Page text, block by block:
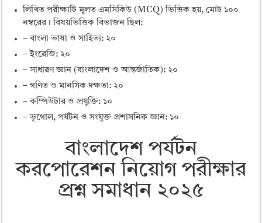
লিখিত পরীক্ষাটি মূলত এমসিকিউ (MCQ) ভিত্তিক হয়, মোট ১০০
নম্বরের। বিষয়ভিত্তিক বিভাজন ছিল:
– বাংলা ভাষা ও সাহিত্য: ২০
– ইংরেজি: ২০
– সাধারণ জ্ঞান (বাংলাদেশ ও আন্তর্জাতিক): ২০
– গণিত ও মানসিক দক্ষতা: ২০
– কম্পিউটার ও প্রযুক্তি: ১০
– ভূগোল, পর্যটন ও সংযুক্ত প্রশাসনিক জ্ঞান: ১০
বাংলাদেশ পর্যটন
করপোরেশন নিয়োগ পরীক্ষার
প্রশ্ন সমাধান ২০২৫